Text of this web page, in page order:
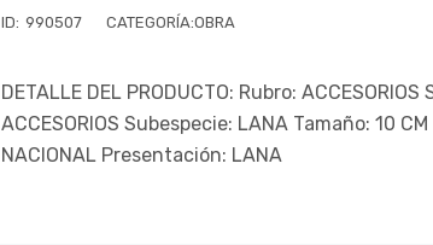
ID: 990507 CATEGORÍA:OBRA
DETALLE DEL PRODUCTO: Rubro: ACCESORIOS
ACCESORIOS Subespecie: LANA Tamaño: 10 CM
NACIONAL Presentación: LANA